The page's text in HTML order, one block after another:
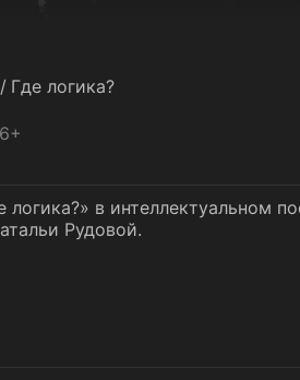
/ Где логика?
в интеллектуальном
Рудовой.